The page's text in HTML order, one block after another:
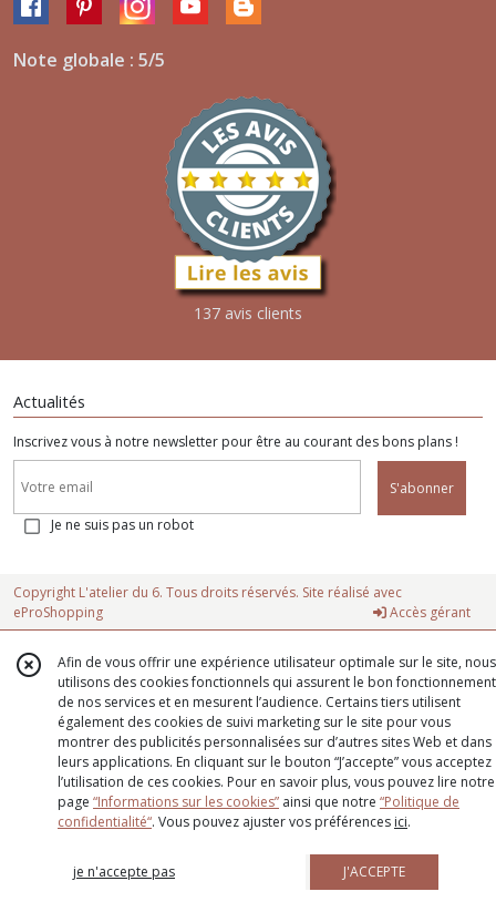
Note globale : 5/5
137 avis clients
Actualités
Inscrivez vous à notre newsletter pour être au courant des bons plans !
S'abonner
Je ne suis pas un robot
Copyright L'atelier du 6. Tous droits réservés. Site réalisé avec
eProShopping
Accès gérant
Afin de vous offrir une expérience utilisateur optimale sur le site, nous
utilisons des cookies fonctionnels qui assurent le bon fonctionnement
de nos services et en mesurent l’audience. Certains tiers utilisent
également des cookies de suivi marketing sur le site pour vous
montrer des publicités personnalisées sur d’autres sites Web et dans
leurs applications. En cliquant sur le bouton “J’accepte” vous acceptez
l’utilisation de ces cookies. Pour en savoir plus, vous pouvez lire notre
page “Informations sur les cookies” ainsi que notre “Politique de
confidentialité“. Vous pouvez ajuster vos préférences ici.
je n'accepte pas J'ACCEPTE